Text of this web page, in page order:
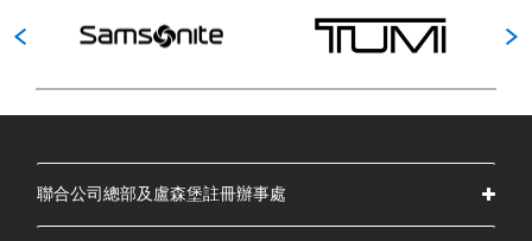
聯合公司總部及盧森堡註冊辦事處